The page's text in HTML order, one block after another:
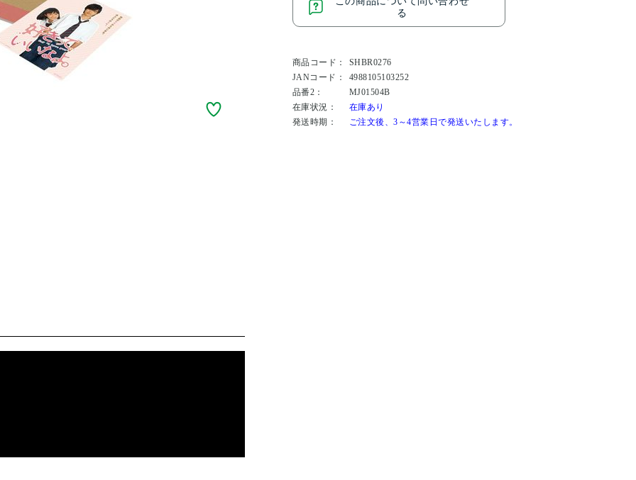
る
商品コード：
SHBR0276
JANコード：
4988105103252
品番2：
MJ01504B
在庫状況：
在庫あり
発送時期：
ご注文後、3～4営業日で発送いたします。